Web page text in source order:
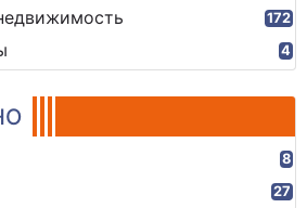
172
4
8
27